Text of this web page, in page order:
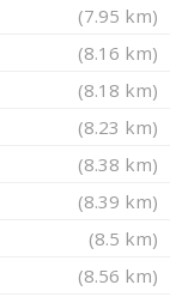
(7.95 km)
(8.16 km)
(8.18 km)
(8.23 km)
(8.38 km)
(8.39 km)
(8.5 km)
(8.56 km)